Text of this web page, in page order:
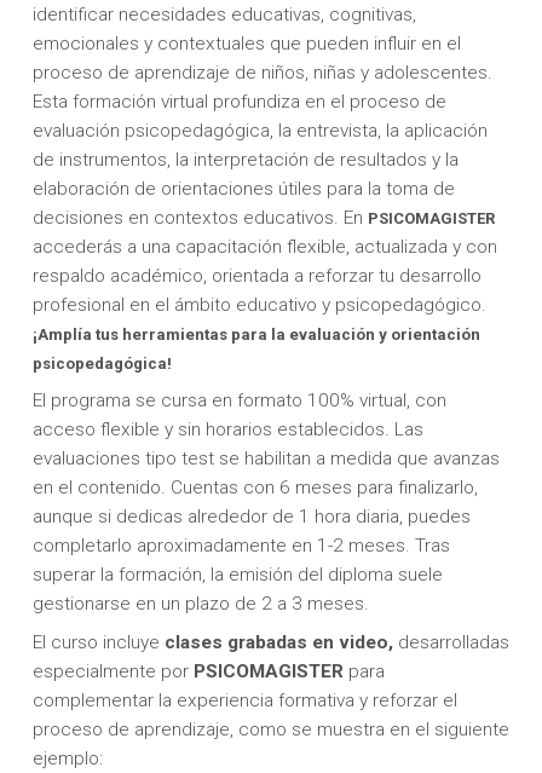
identificar necesidades educativas, cognitivas,
emocionales y contextuales que pueden influir en el
proceso de aprendizaje de niños, niñas y adolescentes.
Esta formación virtual profundiza en el proceso de
evaluación psicopedagógica, la entrevista, la aplicación
de instrumentos, la interpretación de resultados y la
elaboración de orientaciones útiles para la toma de
decisiones en contextos educativos. En PSICOMAGISTER
accederás a una capacitación flexible, actualizada y con
respaldo académico, orientada a reforzar tu desarrollo
profesional en el ámbito educativo y psicopedagógico.
¡Amplía tus herramientas para la evaluación y orientación
psicopedagógica!
El programa se cursa en formato 100% virtual, con
acceso flexible y sin horarios establecidos. Las
evaluaciones tipo test se habilitan a medida que avanzas
en el contenido. Cuentas con 6 meses para finalizarlo,
aunque si dedicas alrededor de 1 hora diaria, puedes
completarlo aproximadamente en 1-2 meses. Tras
superar la formación, la emisión del diploma suele
gestionarse en un plazo de 2 a 3 meses.
El curso incluye clases grabadas en video,desarrolladas
especialmente por PSICOMAGISTERpara
complementar la experiencia formativa y reforzar el
proceso de aprendizaje, como se muestra en el siguiente
ejemplo: